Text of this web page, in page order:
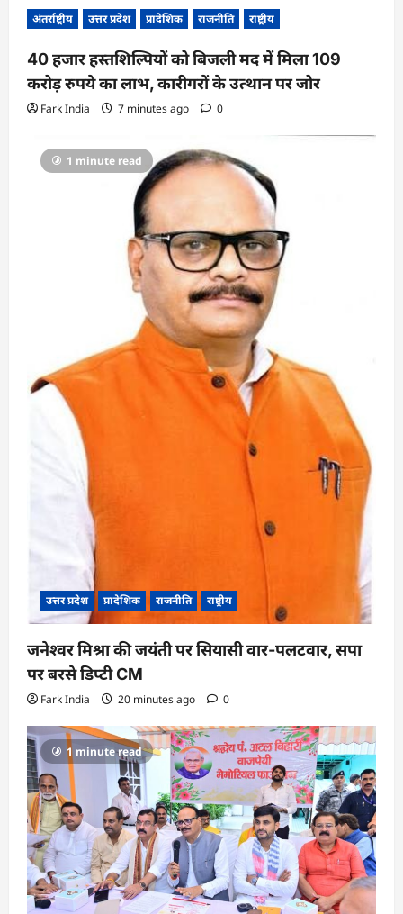
अंतर्राष्ट्रीय
उत्तर प्रदेश प्रादेशिक राजनीति राष्ट्रीय
40 हजार हस्तशिल्पियों को बिजली मद में मिला 109
करोड़ रुपये का लाभ, कारीगरों के उत्थान पर जोर
Fark India 7 minutes ago 0
1 minute read
उत्तर प्रदेश प्रादेशिक राजनीति राष्ट्रीय
जनेश्वर मिश्रा की जयंती पर सियासी वार-पलटवार, सपा
पर बरसे डिप्टी CM
Fark India 20 minutes ago 0
1 minute read